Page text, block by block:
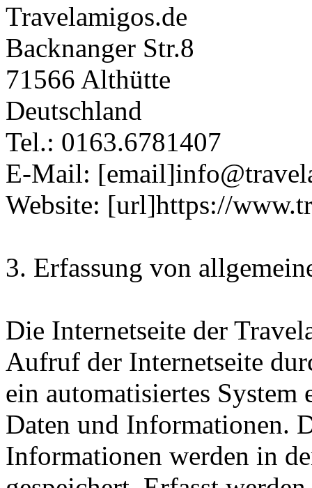
Travelamigos.de
Backnanger Str.8
71566 Althütte
Deutschland
Tel.: 0163.6781407
E-Mail:
Website: [url]https://
3. Erfassung von
Die Internetseite der
Aufruf der Internetseite
ein automatisiertes
Daten und Informationen.
Informationen werden in